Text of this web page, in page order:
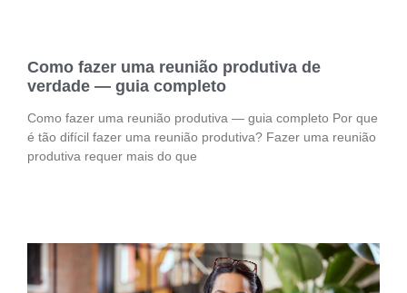
Como fazer uma reunião produtiva de
verdade — guia completo
Como fazer uma reunião produtiva — guia completo Por que
é tão difícil fazer uma reunião produtiva? Fazer uma reunião
produtiva requer mais do que